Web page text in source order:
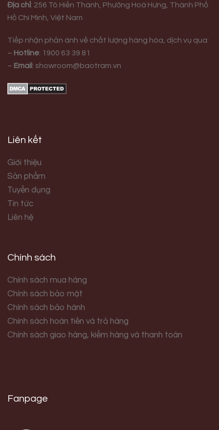
Địa chỉ: 256 Tô Hiến Thành, Phường Hoà Hưng, Thành Phố
Hồ Chí Minh, Việt Nam
Tiếp nhận phản ánh về chất lượng hàng hóa, dịch vụ qua:
– Hotline: 1900 63 39 81
– Email : showroom@baotram.vn
Liên kết
Giới thiệu
Sản phẩm
Tuyển dụng
Tin tức
Liên hệ
Chính sách
Chính sách mua hàng
Chính sách bảo mật
Chính sách bảo hành
Chính sách hoàn tiền và trả hàng
Chính sách giao hàng, kiểm hàng và thanh toán
Fanpage